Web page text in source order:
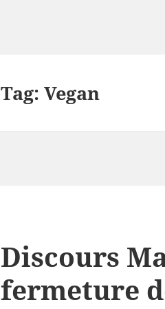
Tag:Vegan
Discours
fermeture